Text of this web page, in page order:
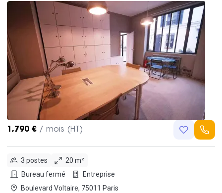
1,790 € / mois (HT)
3 postes
20 m²
Bureau fermé
Entreprise
Boulevard Voltaire, 75011 Paris